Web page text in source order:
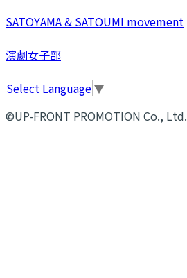
SATOYAMA & SATOUMI movement
演劇女子部
Select Language▼
©UP-FRONT PROMOTION Co., Ltd.